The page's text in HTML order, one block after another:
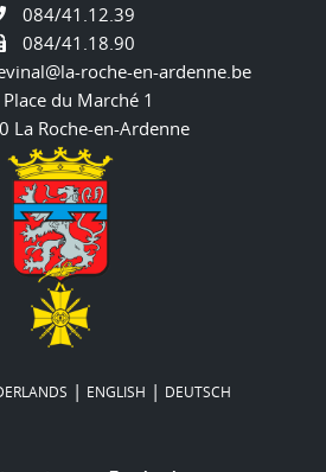
084/41.12.39
084/41.18.90
roche-en-ardenne.be
Place du Marché 1
La Roche-en-Ardenne
| ENGLISH | DEUTSCH